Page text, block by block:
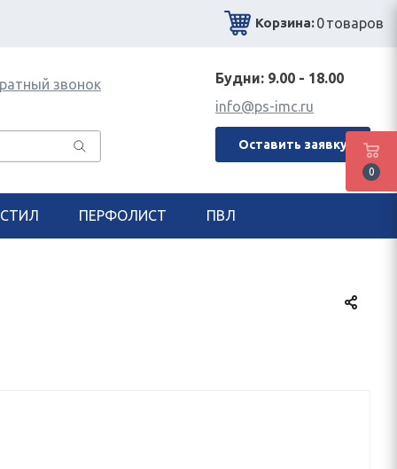
Корзина:0товаров
звонок
Будни: 9.00 - 18.00
info@ps-imc.ru
Оставить заявку
ПЕРФОЛИСТ ПВЛ
0